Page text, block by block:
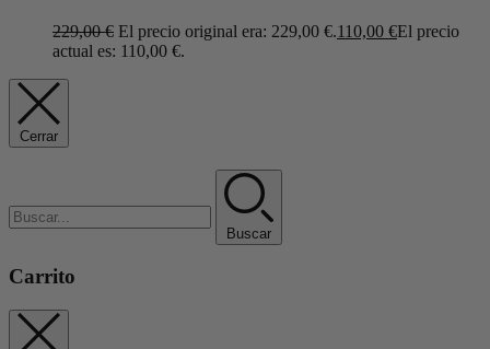
229,00€ El precio original era: 229,00 €.110,00 €El precio
actual es: 110,00 €.
Cerrar
Buscar
Carrito